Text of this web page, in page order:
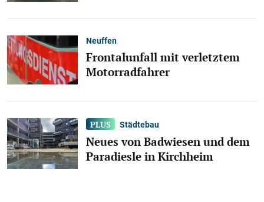
Neuffen
Frontalunfall mit verletztem
Motorradfahrer
Städtebau
Neues von Badwiesen und dem
Paradiesle in Kirchheim